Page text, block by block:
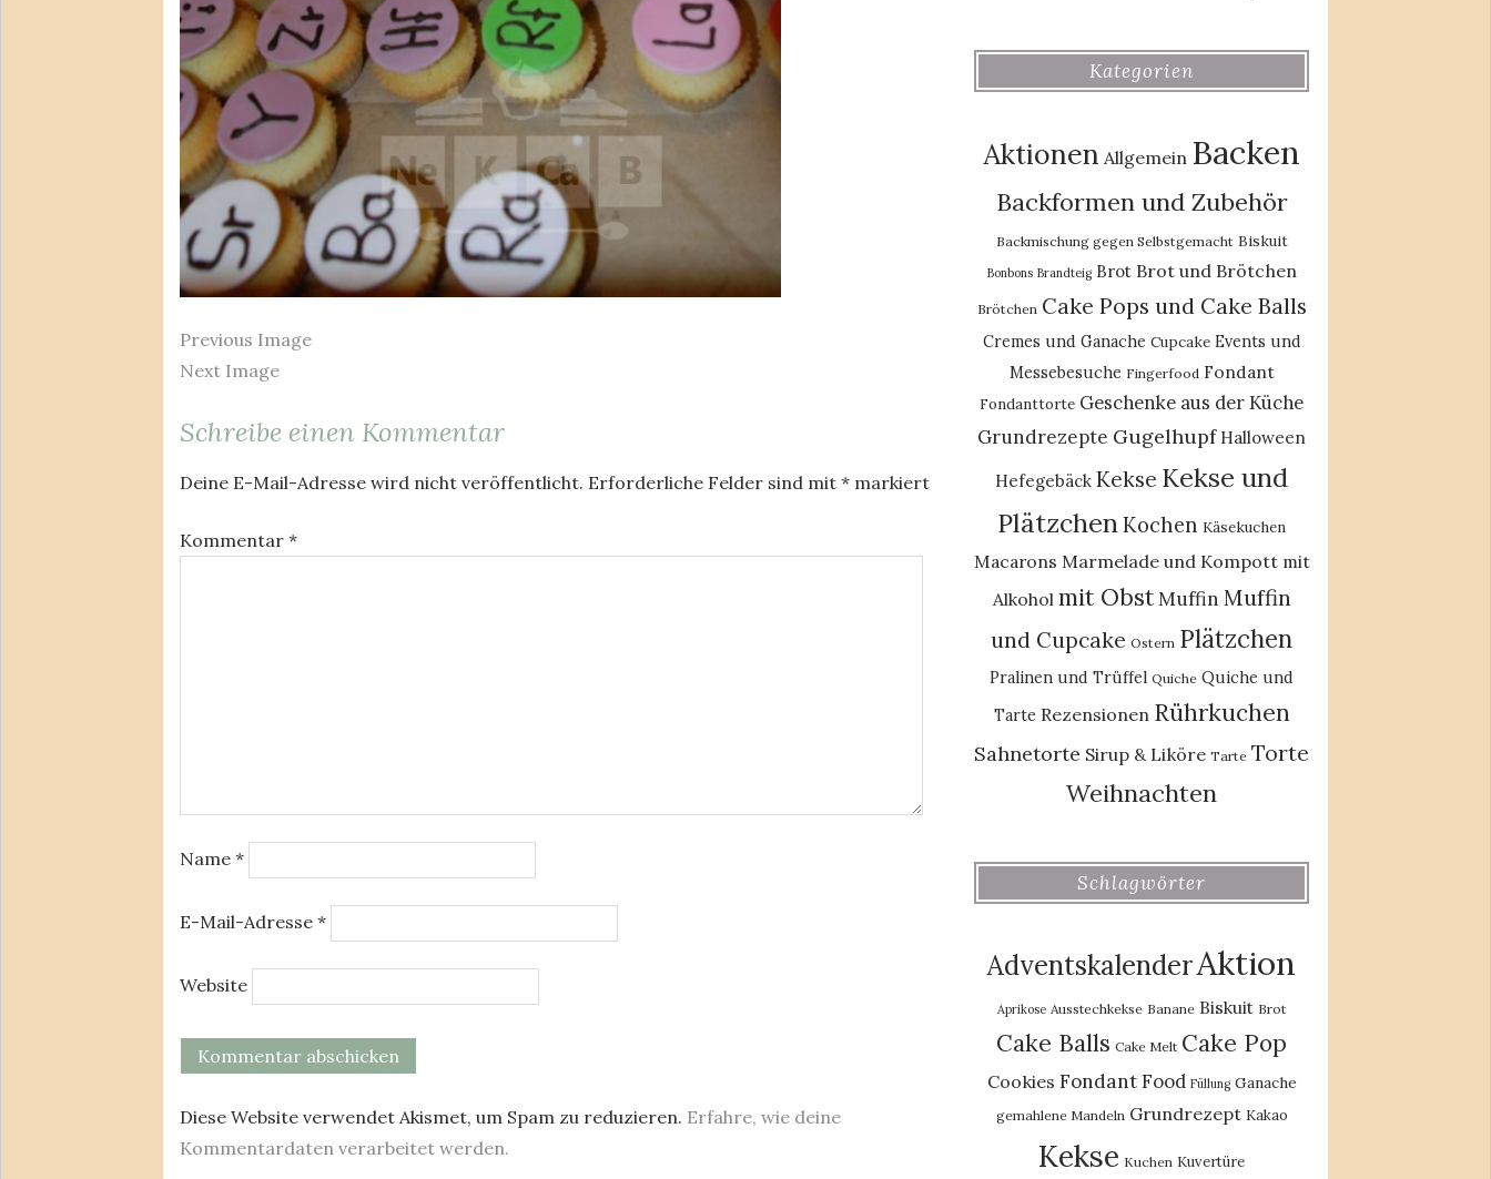
Previous Image
Next Image
Schreibe einen Kommentar
Deine E-Mail-Adresse wird nicht veröffentlicht. Erforderliche Felder sind mit * markiert
Kommentar *
Name *
E-Mail-Adresse *
Website
Diese Website verwendet Akismet, um Spam zu reduzieren. Erfahre, wie deine
Kommentardaten verarbeitet werden.
Kategorien
Aktionen Allgemein Backen
Backformen und Zubehör
Backmischung gegen Selbstgemacht Biskuit
Bonbons Brandteig Brot Brot und Brötchen
Brötchen Cake Pops und Cake Balls
Cremes und Ganache Cupcake Events und
Messebesuche Fingerfood Fondant
Fondanttorte Geschenke aus der Küche
Grundrezepte Gugelhupf Halloween
Hefegebäck Kekse Kekse und
Plätzchen Kochen Käsekuchen
Macarons Marmelade und Kompott mit
Alkohol mit Obst Muffin Muffin
und Cupcake Ostern Plätzchen
Pralinen und Trüffel Quiche Quiche und
Tarte Rezensionen Rührkuchen
Sahnetorte Sirup & Liköre Tarte Torte
Weihnachten
Schlagwörter
AdventskalenderAktion
Aprikose Ausstechkekse Banane Biskuit Brot
Cake Balls Cake Melt Cake Pop
Cookies Fondant Food Füllung Ganache
gemahlene Mandeln Grundrezept Kakao
Kekse Kuchen Kuvertüre